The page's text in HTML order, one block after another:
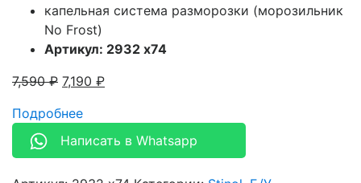
капельная система разморозки (морозильник
No Frost)
Артикул: 2932 x74
7,590₽ 7,190 ₽
Подробнее
Написать в Whatsapp